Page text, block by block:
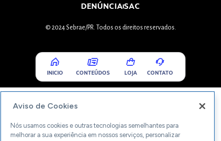
DENÚNCIASAC
© 2024 Sebrae/PR. Todos os direitos reservados.
INICIO CONTEÚDOS LOJA CONTATO
Aviso de Cookies
Nós usamos cookies e outras tecnologias semelhantes para
melhorar a sua experiência em nossos serviços, personalizar